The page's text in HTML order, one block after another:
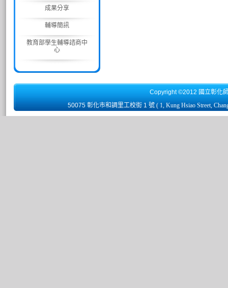
成果分享
輔導簡訊
教育部學生輔導諮商中
心
Copyright ©2012 國立彰化
50075 彰化市和調里工校街 1 號 ( 1, Kung Hsiao Street,